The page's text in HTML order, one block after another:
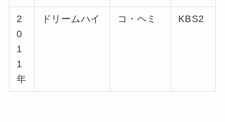
2
0
1
1
年
ドリームハイ コ・ヘミ KBS2